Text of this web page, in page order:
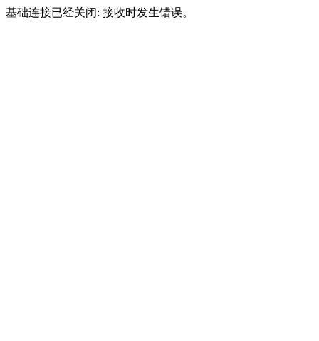
基础连接已经关闭: 接收时发生错误。